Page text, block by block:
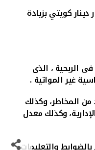
الأستثمار في الصكوك ليصل الى 2.145 مليار دينار كويتي بزيادة
الربحية ، الذى
غير المواتية .
المخاطر، وكذلك
وكذلك معدل
والتعليمات